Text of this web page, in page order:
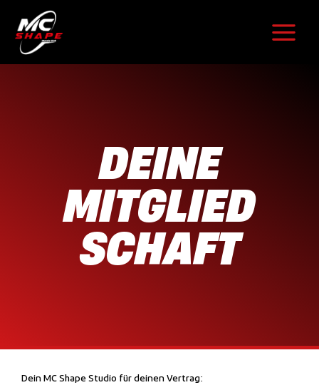
Inhalt
springen
DEINE
MITGLIED
SCHAFT
Dein MC Shape Studio für deinen Vertrag: